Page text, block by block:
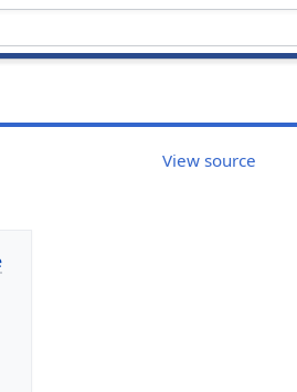
View source